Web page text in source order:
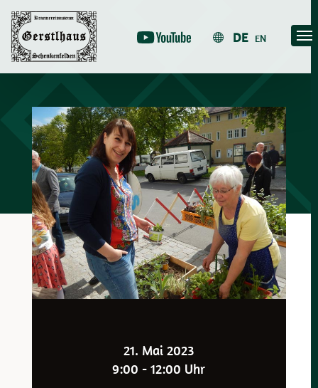
Skip
content
21. Mai 2023
9:00 - 12:00 Uhr
DE EN